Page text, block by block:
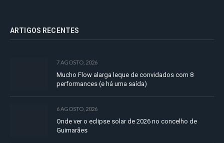
ARTIGOS RECENTES
7 AGOSTO, 2026
Mucho Flow alarga leque de convidados com 8
performances (e há uma saída)
6 AGOSTO, 2026
Onde ver o eclipse solar de 2026 no concelho de
Guimarães